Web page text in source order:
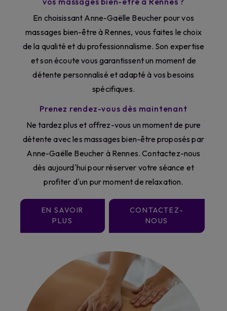
En choisissant Anne-Gaëlle Beucher pour vos
massages bien-être à Rennes, vous faites le choix
de la qualité et du professionnalisme. Son expertise
et son écoute vous garantissent un moment de
détente personnalisé et adapté à vos besoins
spécifiques.
Prenez rendez-vous dès maintenant
Ne tardez plus et offrez-vous un moment de pure
détente avec les massages bien-être proposés par
Anne-Gaëlle Beucher à Rennes. Contactez-nous
dès aujourd'hui pour réserver votre séance et
profiter d'un pur moment de relaxation.
EN SAVOIR
PLUS
CONTACTEZ-
NOUS